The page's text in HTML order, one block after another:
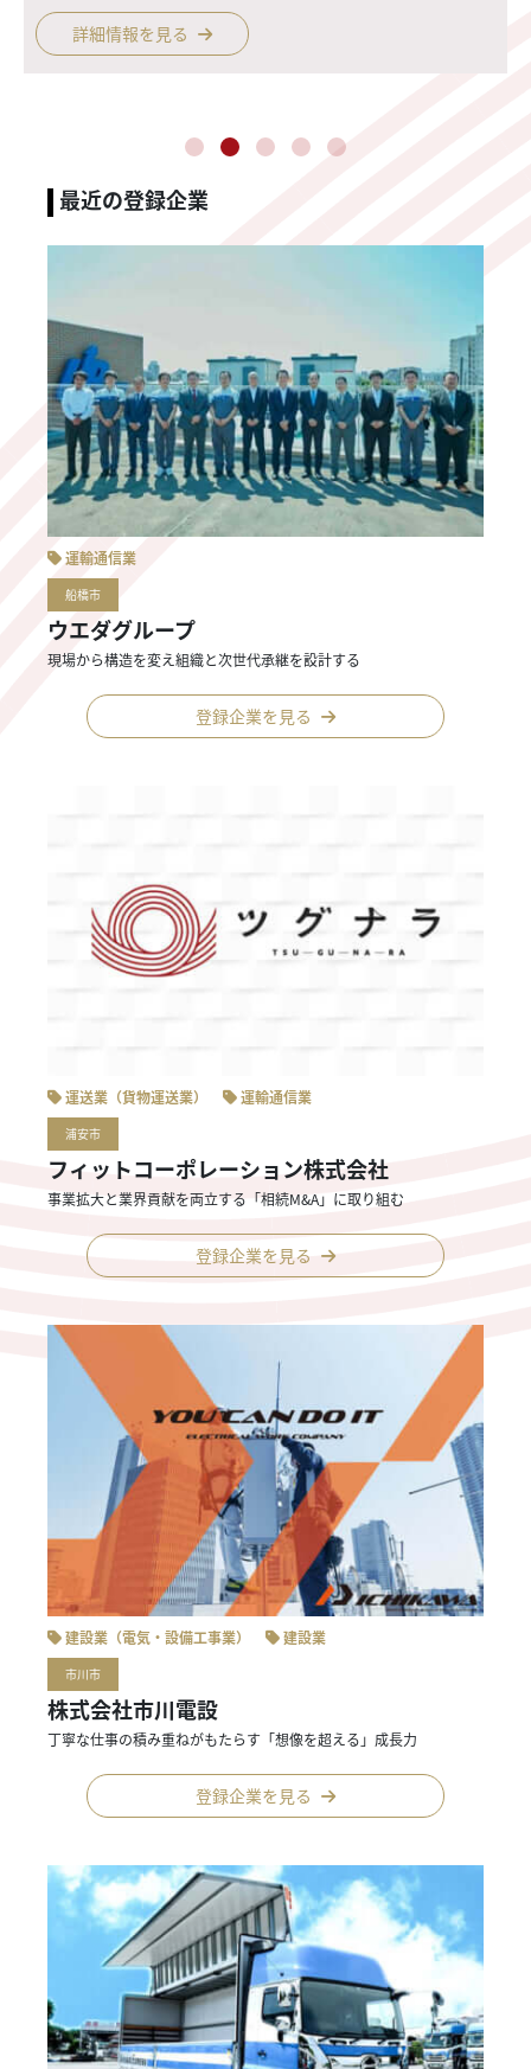
ン…
最近の登録企業
運輸通信業
船橋市
ウエダグループ
現場から構造を変え組織と次世代承継を設計する
登録企業を見る
運送業（貨物運送業） 運輸通信業
浦安市
フィットコーポレーション株式会社
事業拡大と業界貢献を両立する「相続M&A」に取り組む
登録企業を見る
建設業（電気・設備工事業） 建設業
市川市
株式会社市川電設
丁寧な仕事の積み重ねがもたらす「想像を超える」成長力
登録企業を見る